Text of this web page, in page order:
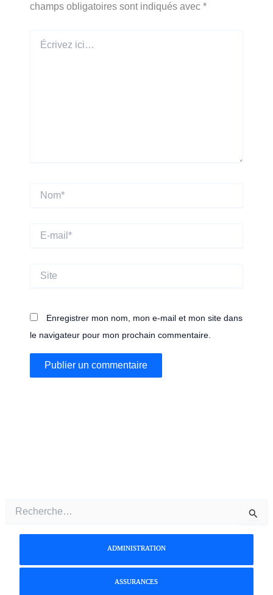
champs obligatoires sont indiqués avec *
ici…
mail*
Enregistrer mon nom, mon e-mail et mon site dans
le navigateur pour mon prochain commentaire.
ADMINISTRATION
ASSURANCES